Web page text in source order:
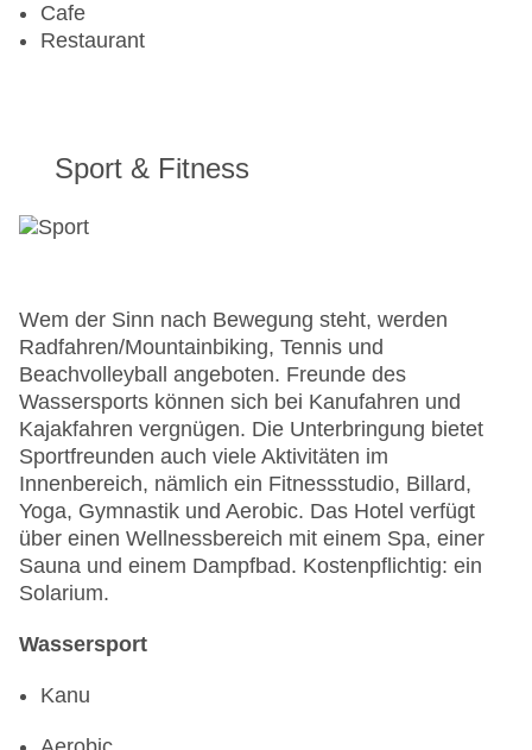
Cafe
Restaurant
Sport & Fitness
Wem der Sinn nach Bewegung steht, werden
Radfahren/Mountainbiking, Tennis und
Beachvolleyball angeboten. Freunde des
Wassersports können sich bei Kanufahren und
Kajakfahren vergnügen. Die Unterbringung bietet
Sportfreunden auch viele Aktivitäten im
Innenbereich, nämlich ein Fitnessstudio, Billard,
Yoga, Gymnastik und Aerobic. Das Hotel verfügt
über einen Wellnessbereich mit einem Spa, einer
Sauna und einem Dampfbad. Kostenpflichtig: ein
Solarium.
Wassersport
Kanu